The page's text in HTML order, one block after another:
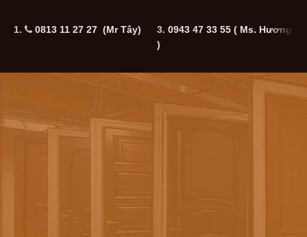
1. 0813 11 27 27 (Mr Tây) 3. 0943 47 33 55 ( Ms. Hương
)